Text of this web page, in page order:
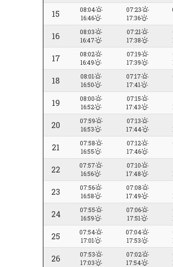
15
08:04
16:46
07:23
17:36
16
08:03
16:47
07:21
17:38
17
08:02
16:49
07:19
17:39
18
08:01
16:50
07:17
17:41
19
08:00
16:52
07:15
17:43
20
07:59
16:53
07:13
17:44
21
07:58
16:55
07:12
17:46
22
07:57
16:56
07:10
17:48
23
07:56
16:58
07:08
17:49
24
07:55
16:59
07:06
17:51
25
07:54
17:01
07:04
17:53
26
07:53
17:03
07:02
17:54